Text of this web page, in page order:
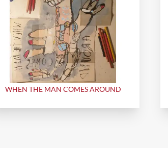
WHEN THE MAN COMES AROUND